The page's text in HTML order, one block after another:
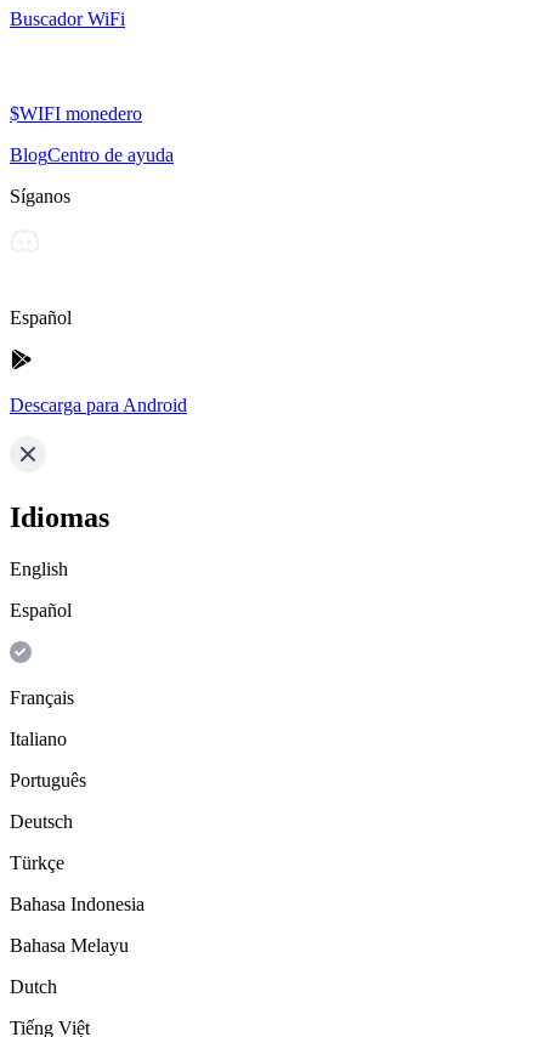
Buscador WiFi
$WIFI monedero
BlogCentro de ayuda
Síganos
Español
Descarga para Android
Idiomas
English
Español
Français
Italiano
Português
Deutsch
Türkçe
Bahasa Indonesia
Bahasa Melayu
Dutch
Tiếng Việt